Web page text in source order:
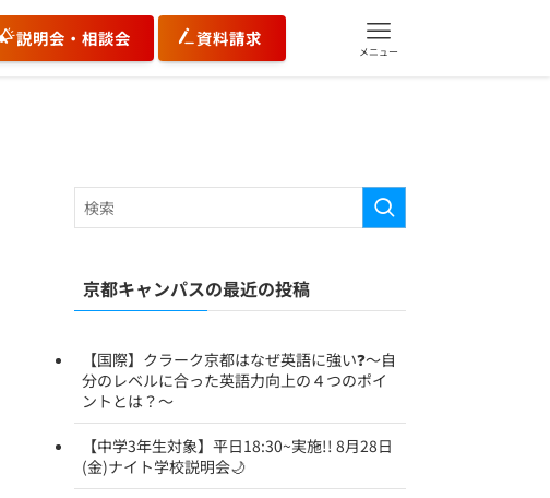
説明会・相談会 資料請求
メニュー
京都キャンパスの最近の投稿
【国際】クラーク京都はなぜ英語に強い❓〜自
分のレベルに合った英語力向上の４つのポイ
ントとは？〜
【中学3年生対象】平日18:30~実施!! 8月28日
(金)ナイト学校説明会🌙